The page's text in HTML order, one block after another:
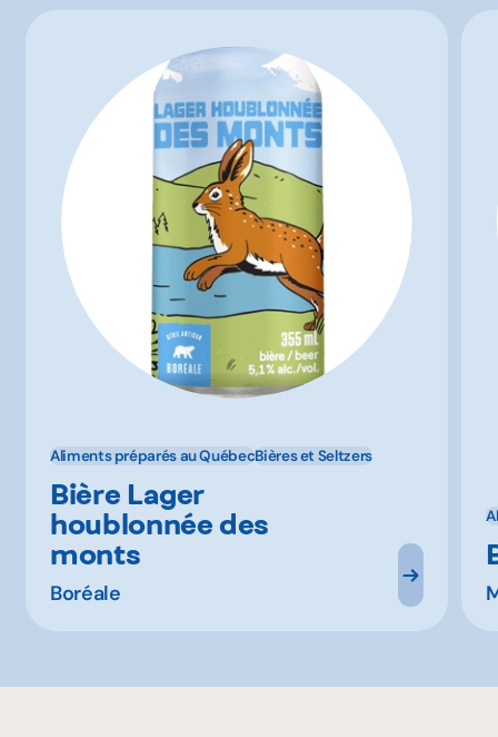
Aliments préparés au QuébecBières et Seltzers
Bière Lager
houblonnée des
monts
Boréale